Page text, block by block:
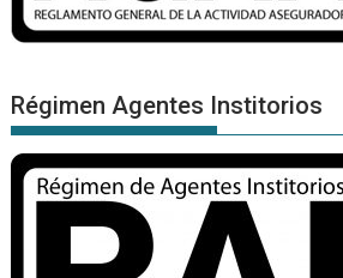
Régimen Agentes Institorios